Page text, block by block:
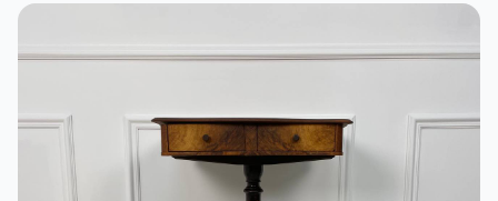
КИНОСЪЕМКА
ЭКСКУРСИИ